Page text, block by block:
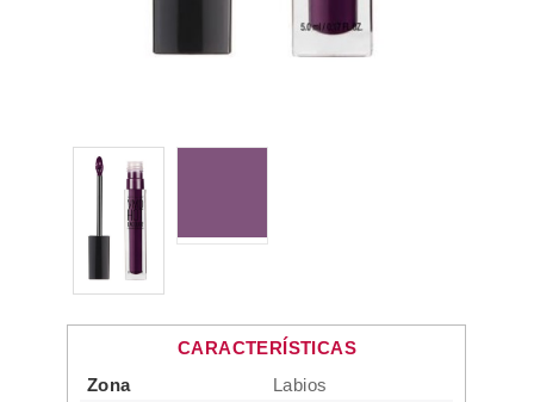
CARACTERÍSTICAS
Zona
Labios